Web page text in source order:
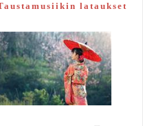
lataukset